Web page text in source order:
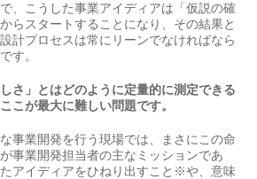
、こうした事業アイディアは「仮説の確
らスタートすることになり、その結果と
計プロセスは常にリーンでなければなら
す。
さ」とはどのように定量的に測定できる
こが最大に難しい問題です。
事業開発を行う現場では、まさにこの命
事業開発担当者の主なミッションであ
アイディアをひねり出すこと※や、意味